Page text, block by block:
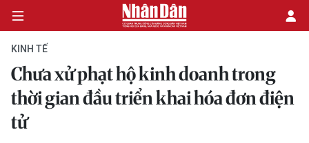
CHÍNH TRỊ
KINH TẾ
KINH TẾ
Chưa xử phạt hộ kinh doanh trong
thời gian đầu triển khai hóa đơn điện
tử